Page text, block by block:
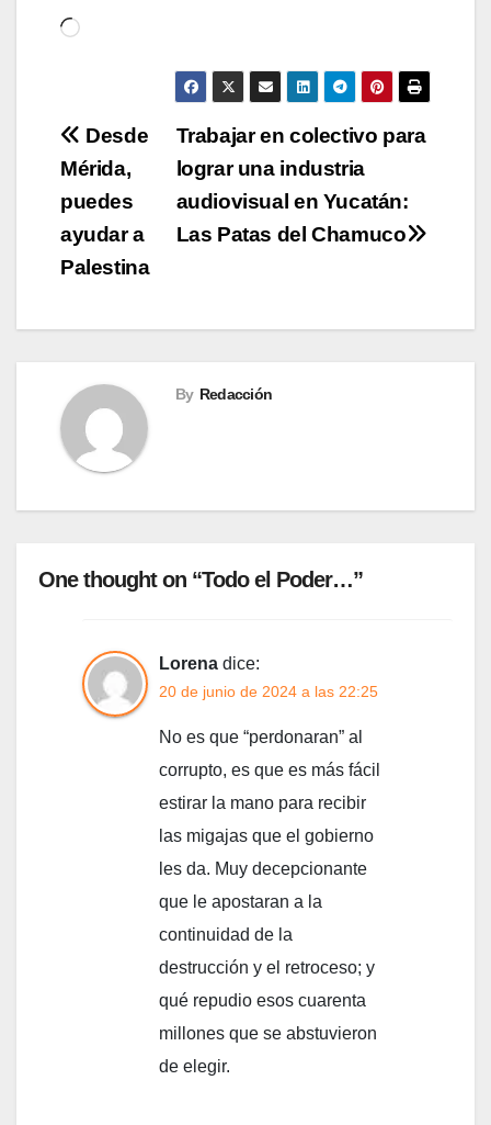
Cargando...
Navegación
de
entradas
Trabajar en colectivo para
lograr una industria
audiovisual en Yucatán:
Las Patas del Chamuco
Desde
Mérida,
puedes
ayudar a
Palestina
By Redacción
One thought on “Todo el Poder…”
Lorena dice:
20 de junio de 2024 a las 22:25
No es que “perdonaran” al
corrupto, es que es más fácil
estirar la mano para recibir
las migajas que el gobierno
les da. Muy decepcionante
que le apostaran a la
continuidad de la
destrucción y el retroceso; y
qué repudio esos cuarenta
millones que se abstuvieron
de elegir.